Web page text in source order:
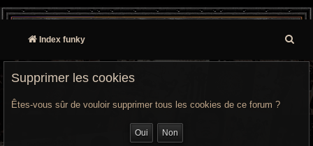
Index funky
e
Supprimer les cookies
Êtes-vous sûr de vouloir supprimer tous les cookies de ce forum ?